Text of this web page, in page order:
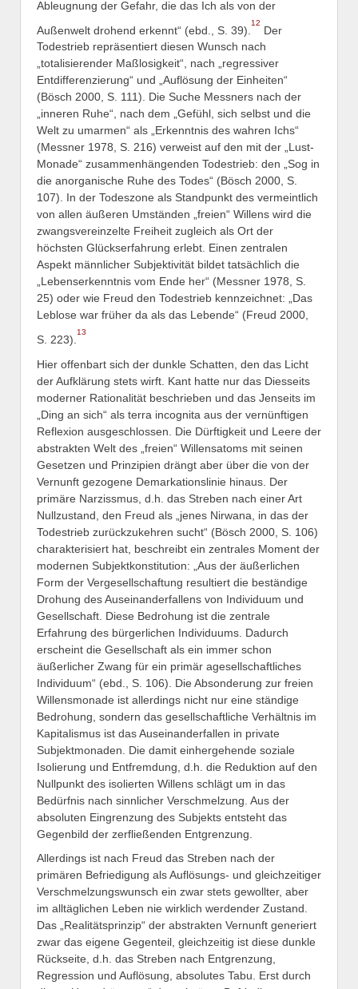
Ableugnung der Gefahr, die das Ich als von der
Außenwelt drohend erkennt“ (ebd., S. 39).
12
Der
Todestrieb repräsentiert diesen Wunsch nach
„totalisierender Maßlosigkeit“, nach „regressiver
Entdifferenzierung“ und „Auflösung der Einheiten“
(Bösch 2000, S. 111). Die Suche Messners nach der
„inneren Ruhe“, nach dem „Gefühl, sich selbst und die
Welt zu umarmen“ als „Erkenntnis des wahren Ichs“
(Messner 1978, S. 216) verweist auf den mit der „Lust-
Monade“ zusammenhängenden Todestrieb: den „Sog in
die anorganische Ruhe des Todes“ (Bösch 2000, S.
107). In der Todeszone als Standpunkt des vermeintlich
von allen äußeren Umständen „freien“ Willens wird die
zwangsvereinzelte Freiheit zugleich als Ort der
höchsten Glückserfahrung erlebt. Einen zentralen
Aspekt männlicher Subjektivität bildet tatsächlich die
„Lebenserkenntnis vom Ende her“ (Messner 1978, S.
25) oder wie Freud den Todestrieb kennzeichnet: „Das
Leblose war früher da als das Lebende“ (Freud 2000,
S. 223).
13
Hier offenbart sich der dunkle Schatten, den das Licht
der Aufklärung stets wirft. Kant hatte nur das Diesseits
moderner Rationalität beschrieben und das Jenseits im
„Ding an sich“ als terra incognita aus der vernünftigen
Reflexion ausgeschlossen. Die Dürftigkeit und Leere der
abstrakten Welt des „freien“ Willensatoms mit seinen
Gesetzen und Prinzipien drängt aber über die von der
Vernunft gezogene Demarkationslinie hinaus. Der
primäre Narzissmus, d.h. das Streben nach einer Art
Nullzustand, den Freud als „jenes Nirwana, in das der
Todestrieb zurückzukehren sucht“ (Bösch 2000, S. 106)
charakterisiert hat, beschreibt ein zentrales Moment der
modernen Subjektkonstitution: „Aus der äußerlichen
Form der Vergesellschaftung resultiert die beständige
Drohung des Auseinanderfallens von Individuum und
Gesellschaft. Diese Bedrohung ist die zentrale
Erfahrung des bürgerlichen Individuums. Dadurch
erscheint die Gesellschaft als ein immer schon
äußerlicher Zwang für ein primär agesellschaftliches
Individuum“ (ebd., S. 106). Die Absonderung zur freien
Willensmonade ist allerdings nicht nur eine ständige
Bedrohung, sondern das gesellschaftliche Verhältnis im
Kapitalismus ist das Auseinanderfallen in private
Subjektmonaden. Die damit einhergehende soziale
Isolierung und Entfremdung, d.h. die Reduktion auf den
Nullpunkt des isolierten Willens schlägt um in das
Bedürfnis nach sinnlicher Verschmelzung. Aus der
absoluten Eingrenzung des Subjekts entsteht das
Gegenbild der zerfließenden Entgrenzung.
Allerdings ist nach Freud das Streben nach der
primären Befriedigung als Auflösungs- und gleichzeitiger
Verschmelzungswunsch ein zwar stets gewollter, aber
im alltäglichen Leben nie wirklich werdender Zustand.
Das „Realitätsprinzip“ der abstrakten Vernunft generiert
zwar das eigene Gegenteil, gleichzeitig ist diese dunkle
Rückseite, d.h. das Streben nach Entgrenzung,
Regression und Auflösung, absolutes Tabu. Erst durch